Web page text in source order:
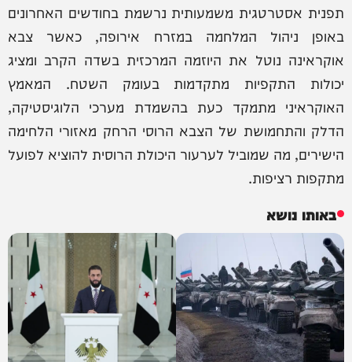
תפנית אסטרטגית משמעותית נרשמת בחודשים האחרונים
באופן ניהול המלחמה במזרח אירופה, כאשר צבא
אוקראינה נוטל את היוזמה המרכזית בשדה הקרב ומציג
יכולות התקפיות מתקדמות בעומק השטח. המאמץ
האוקראיני מתמקד כעת בהשמדת מערכי הלוגיסטיקה,
הדלק והתחמושת של הצבא הרוסי הרחק מאזורי הלחימה
הישירים, מה שמוביל לערעור היכולת הרוסית להוציא לפועל
מתקפות רציפות.
באותו נושא